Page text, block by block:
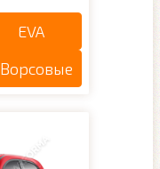
EVA
Ворсовые